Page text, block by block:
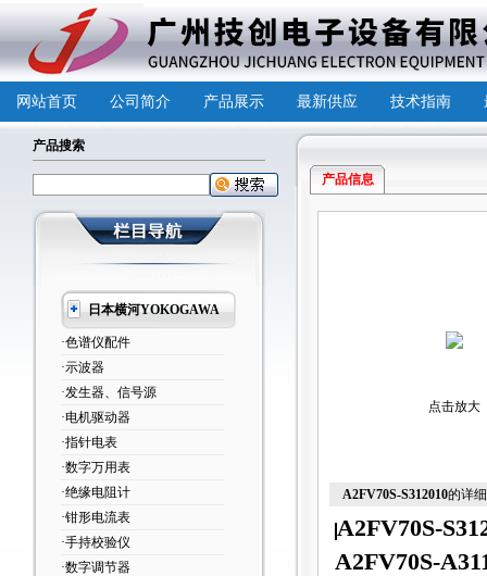
网站首页 公司简介 产品展示 最新供应 技术指南
产品搜索
日本横河YOKOGAWA
·色谱仪配件
·示波器
·发生器、信号源
·电机驱动器
·指针电表
·数字万用表
·绝缘电阻计
·钳形电流表
·手持校验仪
·数字调节器
产品信息
点击放大
A2FV70S-S312010的详
A2FV70S-
A2FV70S-